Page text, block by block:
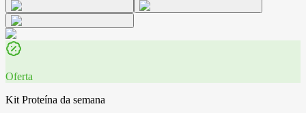
Oferta
Kit Proteína da semana